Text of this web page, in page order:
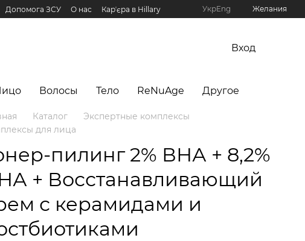
Допомога ЗСУ О нас
Карʼєра в Hillary
программа Hillary
УкрEng Желания
Вход
Волосы Тело ReNuAge Другое
Каталог
Экспертные комплексы
для лица
пилинг 2% ВНА + 8,2%
+ Восстанавливающий
с керамидами и